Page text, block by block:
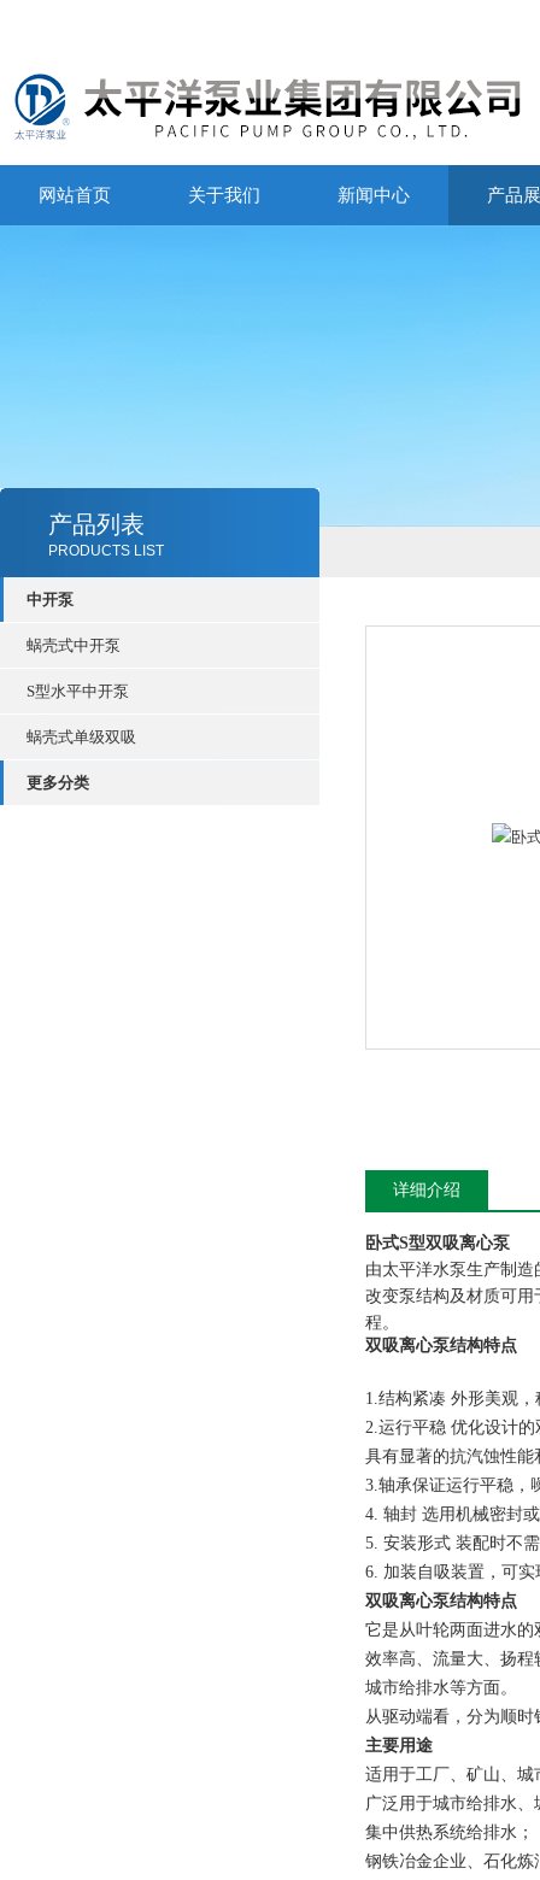
网站首页 关于我们 新闻中心 产品
产品列表
PRODUCTS LIST
中开泵
蜗壳式中开泵
S型水平中开泵
蜗壳式单级双吸
更多分类
详细介绍
卧式S型双吸离心泵
由太平洋水泵生产制造
改变泵结构及材质可
程。
双吸离心泵结构特点
1.结构紧凑 外形美观
2.运行平稳 优化设计
具有显著的抗汽蚀性能
3.轴承保证运行平稳，
4. 轴封 选用机械密封
5. 安装形式 装配时不
6. 加装自吸装置，可
双吸离心泵结构特点
它是从叶轮两面进水
效率高、流量大、扬
城市给排水等方面。
从驱动端看，分为顺
主要用途
适用于工厂、矿山、
广泛用于城市给排水、
集中供热系统给排水；
钢铁冶金企业、石化